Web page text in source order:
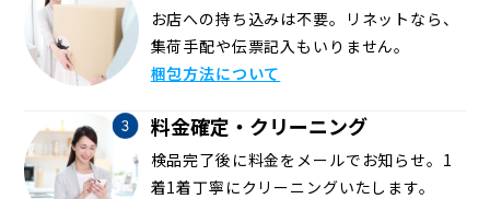
お店への持ち込みは不要。リネットなら、
集荷手配や伝票記入もいりません。
梱包方法について
料金確定・クリーニング
検品完了後に料金をメールでお知らせ。1
着1着丁寧にクリーニングいたします。